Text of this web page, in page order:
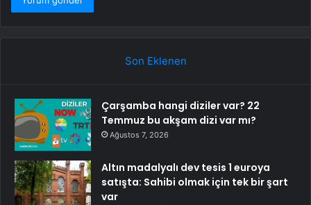
Son Eklenen
Çarşamba hangi diziler var? 22
Temmuz bu akşam dizi var mı?
Ağustos 7, 2026
Altın madalyalı dev tesis 1 euroya
satışta: Sahibi olmak için tek bir şart
var